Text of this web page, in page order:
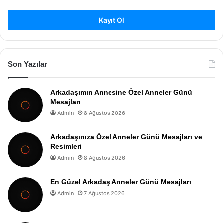
Kayıt Ol
Son Yazılar
Arkadaşımın Annesine Özel Anneler Günü
Mesajları
Admin 8 Ağustos 2026
Arkadaşınıza Özel Anneler Günü Mesajları ve
Resimleri
Admin 8 Ağustos 2026
En Güzel Arkadaş Anneler Günü Mesajları
Admin 7 Ağustos 2026